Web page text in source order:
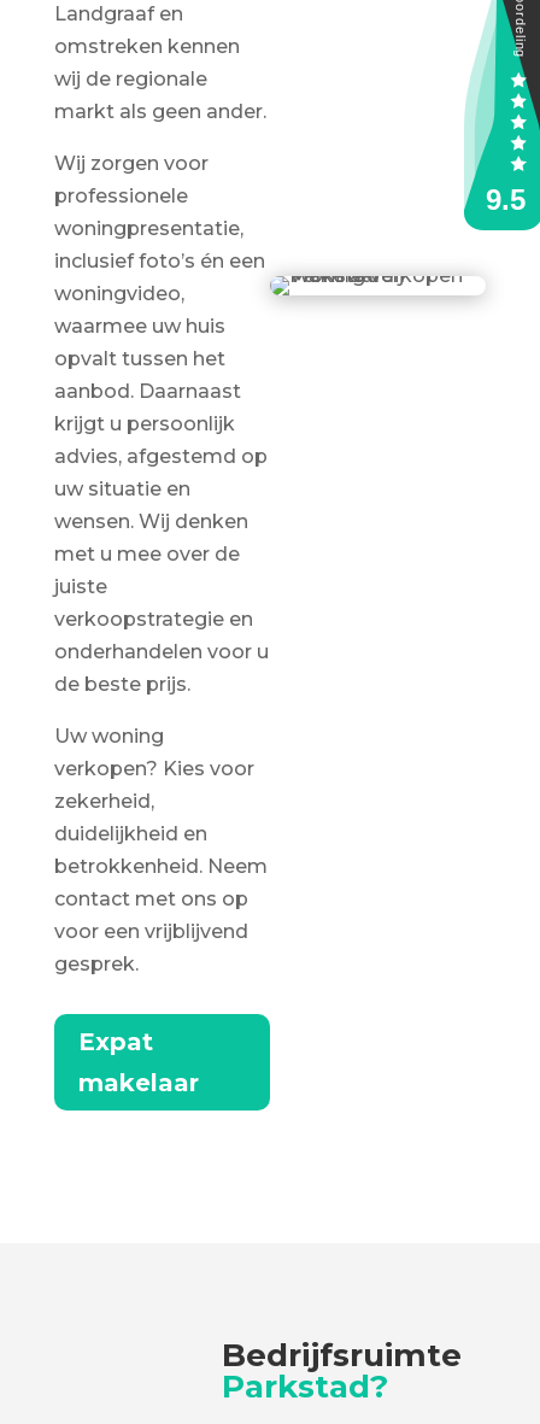
Landgraaf en
omstreken kennen
wij de regionale
markt als geen ander.
Wij zorgen voor
professionele
woningpresentatie,
inclusief foto’s én een
woningvideo,
waarmee uw huis
opvalt tussen het
aanbod. Daarnaast
krijgt u persoonlijk
advies, afgestemd op
uw situatie en
wensen. Wij denken
met u mee over de
juiste
verkoopstrategie en
onderhandelen voor u
de beste prijs.
Uw woning
verkopen? Kies voor
zekerheid,
duidelijkheid en
betrokkenheid. Neem
contact met ons op
voor een vrijblijvend
gesprek.
Expat
makelaar
Bedrijfsruimte
Parkstad?